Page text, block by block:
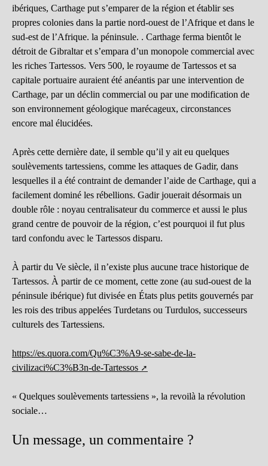
ibériques, Carthage put s’emparer de la région et établir ses
propres colonies dans la partie nord-ouest de l’Afrique et dans le
sud-est de l’Afrique. la péninsule. . Carthage ferma bientôt le
détroit de Gibraltar et s’empara d’un monopole commercial avec
les riches Tartessos. Vers 500, le royaume de Tartessos et sa
capitale portuaire auraient été anéantis par une intervention de
Carthage, par un déclin commercial ou par une modification de
son environnement géologique marécageux, circonstances
encore mal élucidées.
Après cette dernière date, il semble qu’il y ait eu quelques
soulèvements tartessiens, comme les attaques de Gadir, dans
lesquelles il a été contraint de demander l’aide de Carthage, qui a
facilement dominé les rébellions. Gadir jouerait désormais un
double rôle : noyau centralisateur du commerce et aussi le plus
grand centre de pouvoir de la région, c’est pourquoi il fut plus
tard confondu avec le Tartessos disparu.
À partir du Ve siècle, il n’existe plus aucune trace historique de
Tartessos. À partir de ce moment, cette zone (au sud-ouest de la
péninsule ibérique) fut divisée en États plus petits gouvernés par
les rois des tribus appelées Turdetans ou Turdulos, successeurs
culturels des Tartessiens.
https://es.quora.com/Qu%C3%A9-se-sabe-de-la-
civilizaci%C3%B3n-de-Tartessos
« Quelques soulèvements tartessiens », la revoilà la révolution
sociale…
Un message, un commentaire ?